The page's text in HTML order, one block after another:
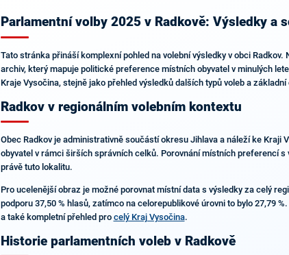
Parlamentní volby 2025 v Radkově: Výsledky a
Tato stránka přináší komplexní pohled na volební výsledky v obci
archiv, který mapuje politické preference místních obyvatel v minulých
Kraje Vysočina, stejně jako přehled výsledků dalších typů voleb a
Radkov v regionálním volebním kontextu
Obec Radkov je administrativně součástí okresu Jihlava a náleží ke
obyvatel v rámci širších správních celků. Porovnání místních preferencí
právě tuto lokalitu.
Pro ucelenější obraz je možné porovnat místní data s výsledky za celý
podporu 37,50 % hlasů, zatímco na celorepublikové úrovni to bylo 27,79
a také kompletní přehled pro celý Kraj Vysočina.
Historie parlamentních voleb v Radkově